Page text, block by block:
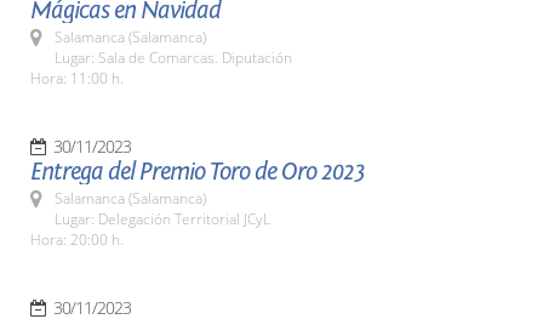
Mágicas en Navidad
Salamanca (Salamanca)
Lugar: Sala de Comarcas. Diputación
Hora: 11:00 h.
30/11/2023
Entrega del Premio Toro de Oro 2023
Salamanca (Salamanca)
Lugar: Delegación Territorial JCyL
Hora: 20:00 h.
30/11/2023